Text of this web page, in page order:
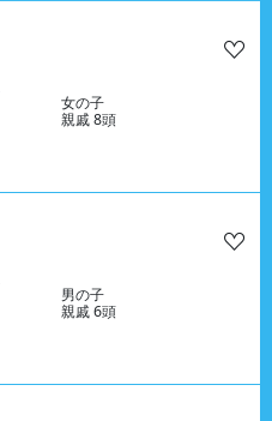
女の子
親戚 8頭
男の子
親戚 6頭